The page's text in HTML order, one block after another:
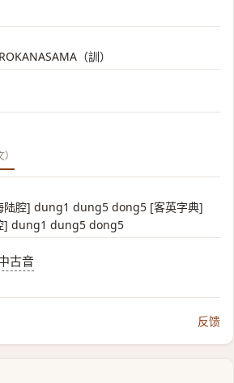
（訓）
腔] dung1 dung5 dong5 [客英字典]
] dung1 dung5 dong5
古音
反馈